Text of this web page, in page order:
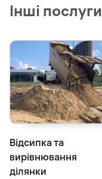
Інші послуги
Відсипка та
вирівнювання
ділянки